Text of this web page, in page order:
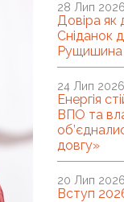
Довіра як
Сніданок
Рущишина
28 Лип 2026
Енергія
ВПО та
довгу»
24 Лип 2026
Вступ
20 Лип 2026